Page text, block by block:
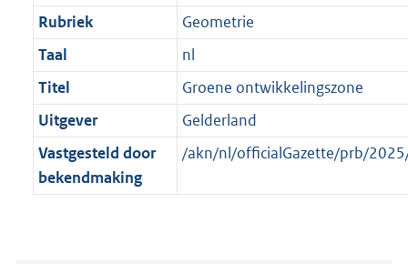
Rubriek
Geometrie
Taal
nl
Titel
Groene ontwikkelingszone
Uitgever
Gelderland
Vastgesteld door
bekendmaking
/akn/nl/officialGazette/prb/